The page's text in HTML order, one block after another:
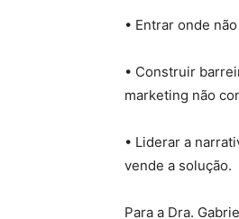
• Entrar onde
• Construir
marketing não
• Liderar a
vende a solução.
Para a Dra.